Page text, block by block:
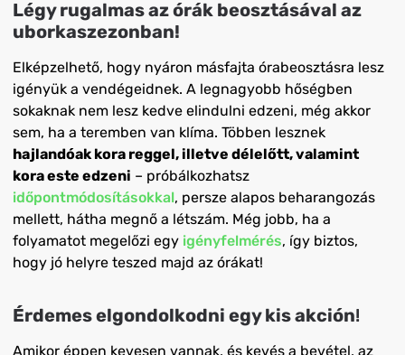
Légy rugalmas az órák beosztásával az
uborkaszezonban!
Elképzelhető, hogy nyáron másfajta órabeosztásra lesz
igényük a vendégeidnek. A legnagyobb hőségben
sokaknak nem lesz kedve elindulni edzeni, még akkor
sem, ha a teremben van klíma. Többen lesznek
hajlandóak kora reggel, illetve délelőtt, valamint
kora este edzeni – próbálkozhatsz
időpontmódosításokkal, persze alapos beharangozás
mellett, hátha megnő a létszám. Még jobb, ha a
folyamatot megelőzi egy igényfelmérés, így biztos,
hogy jó helyre teszed majd az órákat!
Érdemes elgondolkodni egy kis akción!
Amikor éppen kevesen vannak, és kevés a bevétel, az